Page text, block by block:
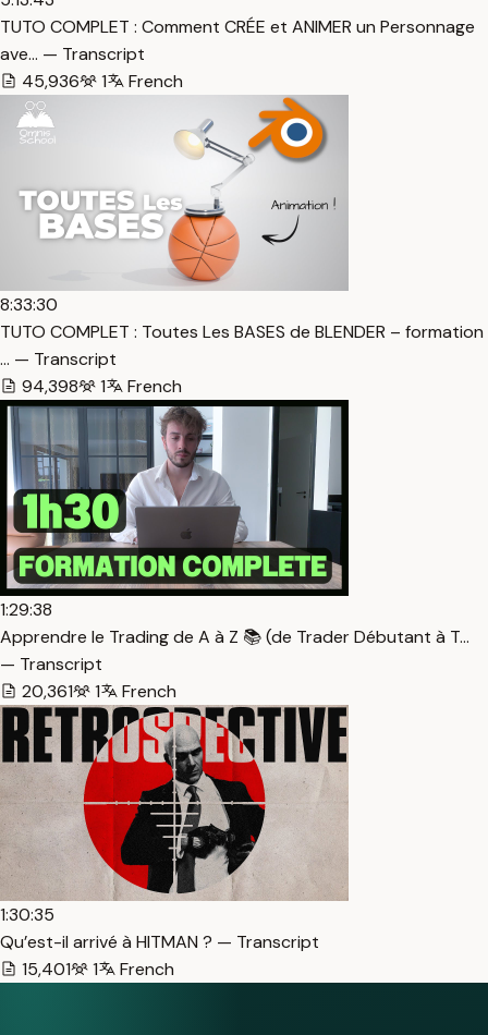
TUTO COMPLET : Comment CRÉE et ANIMER un Personnage
ave… — Transcript
45,936
1 French
8:33:30
TUTO COMPLET : Toutes Les BASES de BLENDER – formation
… — Transcript
94,398
1 French
1:29:38
Apprendre le Trading de A à Z 📚 (de Trader Débutant à T…
— Transcript
20,361
1 French
1:30:35
Qu’est-il arrivé à HITMAN ? — Transcript
15,401
1 French